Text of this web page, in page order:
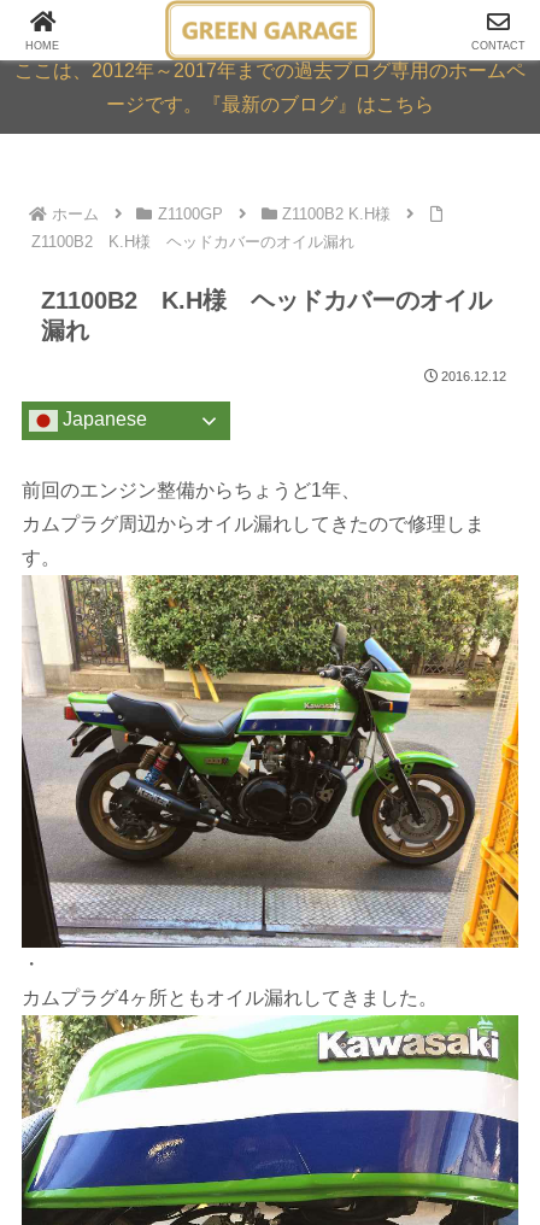
GREEN GARAGE ARCHIVE
ここは、2012年～2017年までの過去ブログ専用のホームペ
ージです。『最新のブログ』はこちら
ホーム Z1100GP
Z1100B2 K.H様
Z1100B2 K.H様 ヘッドカバーのオイル漏れ
Z1100B2 K.H様 ヘッドカバーのオイル
漏れ
2016.12.12
Japanese
前回のエンジン整備からちょうど1年、
カムプラグ周辺からオイル漏れしてきたので修理しま
す。
・
カムプラグ4ヶ所ともオイル漏れしてきました。
HOME CONTACT